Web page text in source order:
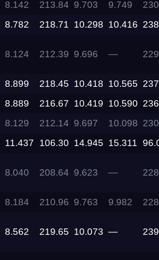
8.142 213.84 9.703 9.749
8.782 218.71 10.298 10.416
8.124 212.39 9.696 —
8.899 218.45 10.418 10.565
8.889 216.67 10.419 10.590
8.129 212.14 9.697 10.098
11.437 106.30 14.945 15.311
8.040 208.64 9.623 —
8.184 210.96 9.763 9.982
8.562 219.65 10.073 —